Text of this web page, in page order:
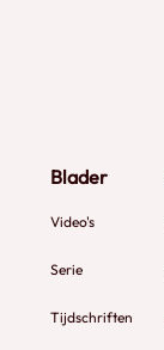
Blader
Video's
Serie
Tijdschriften